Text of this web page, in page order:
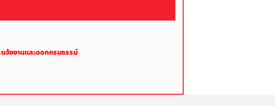
จ้งงานและออกกรมธรรม์